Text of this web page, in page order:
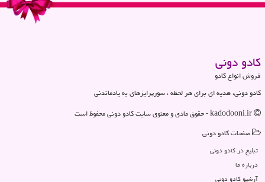
كادو دونی
فروش انواع کادو
کادو دونی، هدیه ای برای هر لحظه ، سورپرایزهای به یادماندنی
صفحات كادو دونی
تبلیغ در كادو دونی
درباره ما
آرشیو كادو دونی